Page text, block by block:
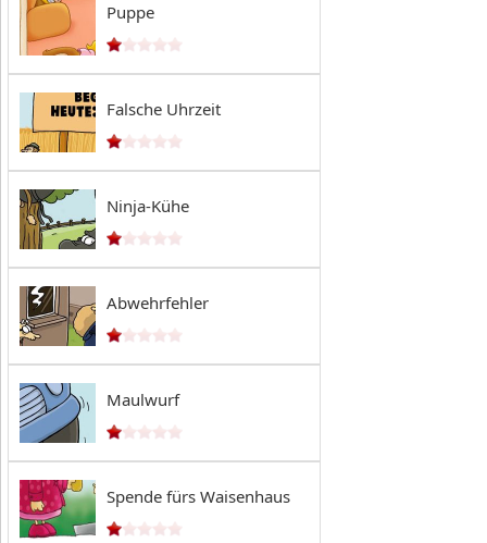
Puppe
Falsche Uhrzeit
Ninja-Kühe
Abwehrfehler
Maulwurf
Spende fürs Waisenhaus